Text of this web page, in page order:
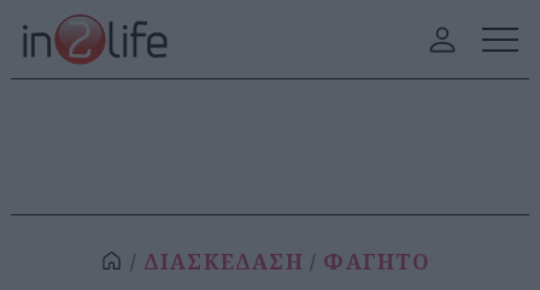
ΔΙΑΣΚΕΔΑΣΗ ΦΑΓΗΤΟ